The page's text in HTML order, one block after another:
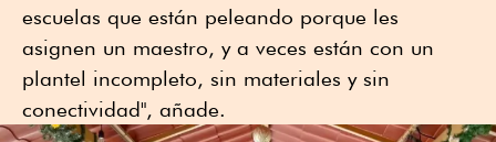
escuelas que están peleando porque les
asignen un maestro, y a veces están con un
plantel incompleto, sin materiales y sin
conectividad", añade.